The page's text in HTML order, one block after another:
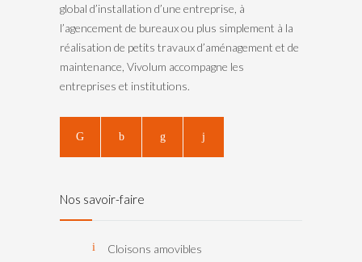
global d’installation d’une entreprise, à
l’agencement de bureaux ou plus simplement à la
réalisation de petits travaux d’aménagement et de
maintenance, Vivolum accompagne les
entreprises et institutions.
Nos savoir-faire
Cloisons amovibles